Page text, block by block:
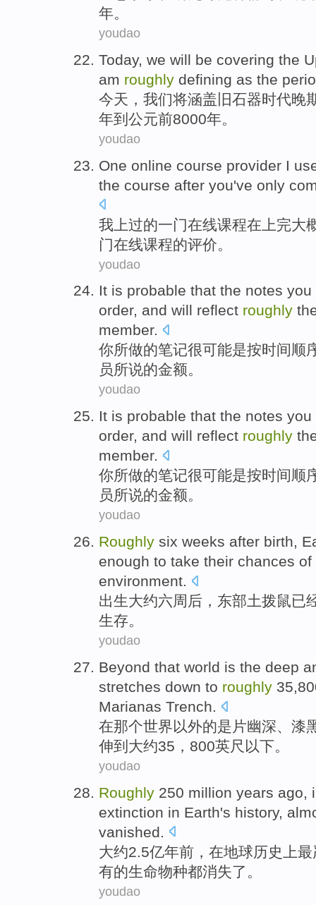
年。
youdao
Today, we will be covering the
am roughly defining as the
今天 ， 我们将涵盖 旧石器时代晚
年到 公元前8000年。
youdao
One online course provider I
the course after you've only
我 上过的一门在线课程在 上完大
门在线课程的评价 。
youdao
It is probable that the notes you
order, and will reflect roughly
member.
你所做的笔记很可能是按时间顺
员所说的金额。
youdao
It is probable that the notes you
order, and will reflect roughly
member.
你所做的笔记很可能是按时间顺
员所说的金额。
youdao
Roughly six weeks after birth,
enough to take their chances of
environment.
出生大约六周 后 ， 东部土拨鼠已
生存。
youdao
Beyond that world is the deep
stretches down to roughly
Marianas Trench.
在那个世界以外的是 片幽深、 漆
伸到 大约35，800英尺 以下。
youdao
Roughly 250 million years ago
extinction in Earth's history,
vanished
大约2.5亿年前 ， 在地球历史上最
有的生命物种都消失了。
youdao